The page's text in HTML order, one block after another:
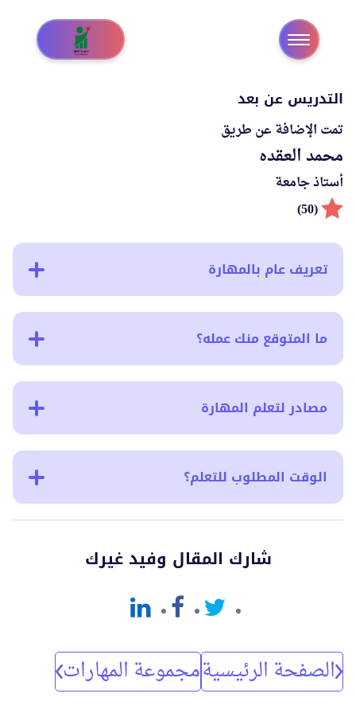
التدريس عن بعد
تمت الإضافة عن طريق
محمد العقده
أستاذ جامعة
(50)
تعريف عام بالمهارة
ما المتوقع منك عمله؟
مصادر لتعلم المهارة
الوقت المطلوب للتعلم؟
شارك المقال وفيد غيرك
الصفحة الرئيسيةمجموعة المهارات